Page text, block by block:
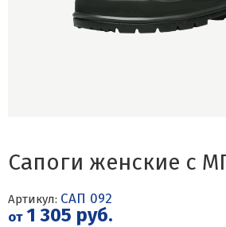
Сапоги женские с
Артикул: САП 092
от1 305 руб.